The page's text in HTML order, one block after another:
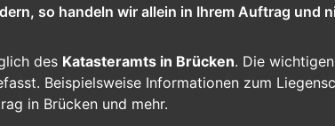
so handeln wir allein in Ihrem Auftrag und
des Katasteramts in Brücken. Die
Beispielsweise Informationen zum
in Brücken und mehr.